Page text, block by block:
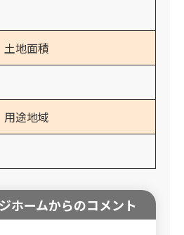
土地面積
用途地域
ホームからのコメント